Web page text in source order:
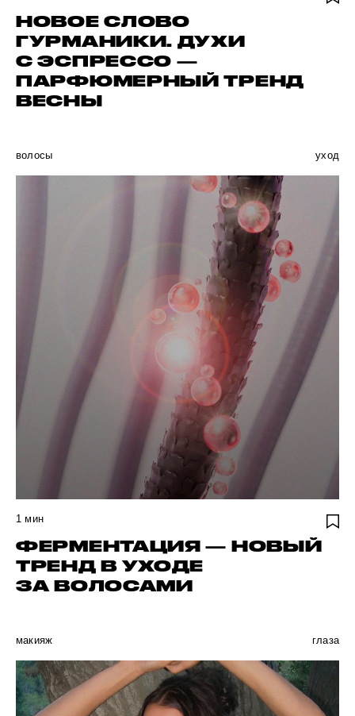
НОВОЕ СЛОВО
ГУРМАНИКИ. ДУХИ
С ЭСПРЕССО —
ПАРФЮМЕРНЫЙ ТРЕНД
ВЕСНЫ
волосы уход
1 мин
ФЕРМЕНТАЦИЯ — НОВЫЙ
ТРЕНД В УХОДЕ
ЗА ВОЛОСАМИ
макияж глаза